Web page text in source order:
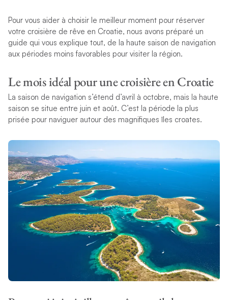
Pour vous aider à choisir le meilleur moment pour réserver
votre croisière de rêve en Croatie, nous avons préparé un
guide qui vous explique tout, de la haute saison de navigation
aux périodes moins favorables pour visiter la région.
Le mois idéal pour une croisière en Croatie
La saison de navigation s’étend d’avril à octobre, mais la haute
saison se situe entre juin et août. C’est la période la plus
prisée pour naviguer autour des magnifiques îles croates.